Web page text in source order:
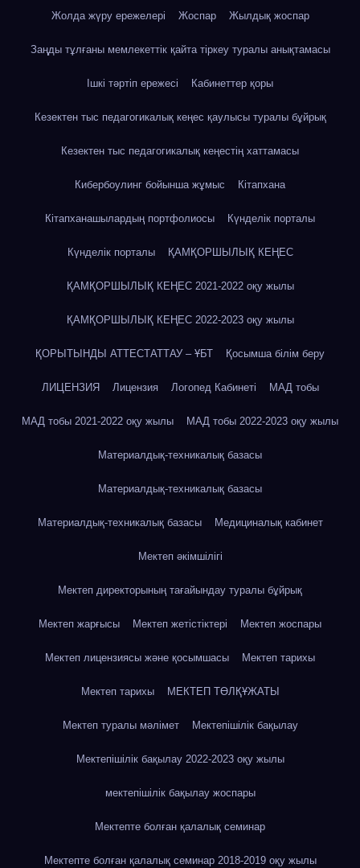
Жолда жүру ережелері Жоспар Жылдық жоспар
Заңды тұлғаны мемлекеттік қайта тіркеу туралы анықтамасы
Ішкі тәртіп ережесі Кабинеттер қоры
Кезектен тыс педагогикалық кеңес қаулысы туралы бұйрық
Кезектен тыс педагогикалық кеңестің хаттамасы
Кибербоулинг бойынша жұмыс Кітапхана
Кітапханашылардың портфолиосы Күнделік порталы
Күнделік порталы ҚАМҚОРШЫЛЫҚ КЕҢЕС
ҚАМҚОРШЫЛЫҚ КЕҢЕС 2021-2022 оқу жылы
ҚАМҚОРШЫЛЫҚ КЕҢЕС 2022-2023 оқу жылы
ҚОРЫТЫНДЫ АТТЕСТАТТАУ – ҰБТ Қосымша білім беру
ЛИЦЕНЗИЯ Лицензия Логопед Кабинеті МАД тобы
МАД тобы 2021-2022 оқу жылы МАД тобы 2022-2023 оқу жылы
Материалдық-техникалық базасы
Материалдық-техникалық базасы
Материалдық-техникалық базасы Медициналық кабинет
Мектеп әкімшілігі
Мектеп директорының тағайындау туралы бұйрық
Мектеп жарғысы Мектеп жетістіктері Мектеп жоспары
Мектеп лицензиясы және қосымшасы Мектеп тарихы
Мектеп тарихы МЕКТЕП ТӨЛҚҰЖАТЫ
Мектеп туралы мәлімет Мектепішілік бақылау
Мектепішілік бақылау 2022-2023 оқу жылы
мектепішілік бақылау жоспары
Мектепте болған қалалық семинар
Мектепте болған қалалық семинар 2018-2019 оқу жылы